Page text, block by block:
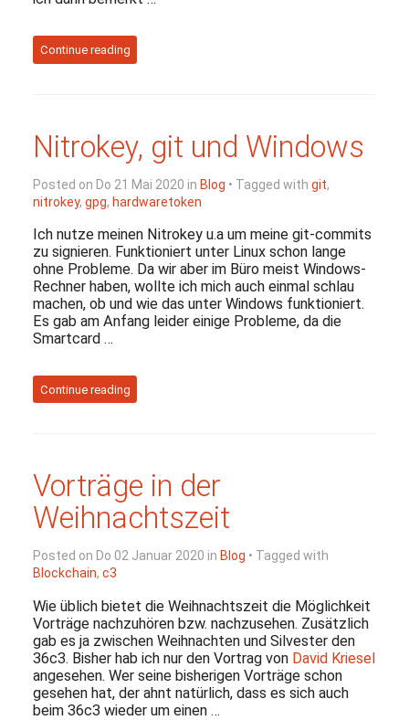
Continue reading
Nitrokey, git und Windows
Posted on Do 21 Mai 2020 in Blog • Tagged with git,
nitrokey, gpg, hardwaretoken
Ich nutze meinen Nitrokey u.a um meine git-commits
zu signieren. Funktioniert unter Linux schon lange
ohne Probleme. Da wir aber im Büro meist Windows-
Rechner haben, wollte ich mich auch einmal schlau
machen, ob und wie das unter Windows funktioniert.
Es gab am Anfang leider einige Probleme, da die
Smartcard …
Continue reading
Vorträge in der
Weihnachtszeit
Posted on Do 02 Januar 2020 in Blog • Tagged with
Blockchain, c3
Wie üblich bietet die Weihnachtszeit die Möglichkeit
Vorträge nachzuhören bzw. nachzusehen. Zusätzlich
gab es ja zwischen Weihnachten und Silvester den
36c3. Bisher hab ich nur den Vortrag von David Kriesel
angesehen. Wer seine bisherigen Vorträge schon
gesehen hat, der ahnt natürlich, dass es sich auch
beim 36c3 wieder um einen …